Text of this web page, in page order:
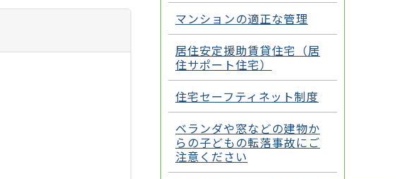
マンションの適正な管理
居住安定援助賃貸住宅（居
住サポート住宅）
住宅セーフティネット制度
ベランダや窓などの建物か
らの子どもの転落事故にご
注意ください